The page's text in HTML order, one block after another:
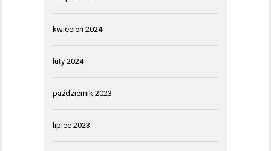
kwiecień 2024
luty 2024
październik 2023
lipiec 2023